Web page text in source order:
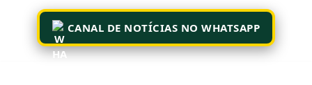
CANAL DE NOTÍCIAS NO WHATSAPP